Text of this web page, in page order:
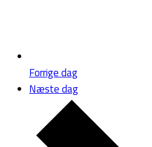
Forrige dag
Næste dag